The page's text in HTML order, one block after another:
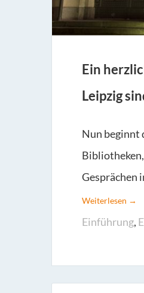
Ein
Leipzig
Nun beginnt
Gesprächen
Weiterlesen →
Einführung,